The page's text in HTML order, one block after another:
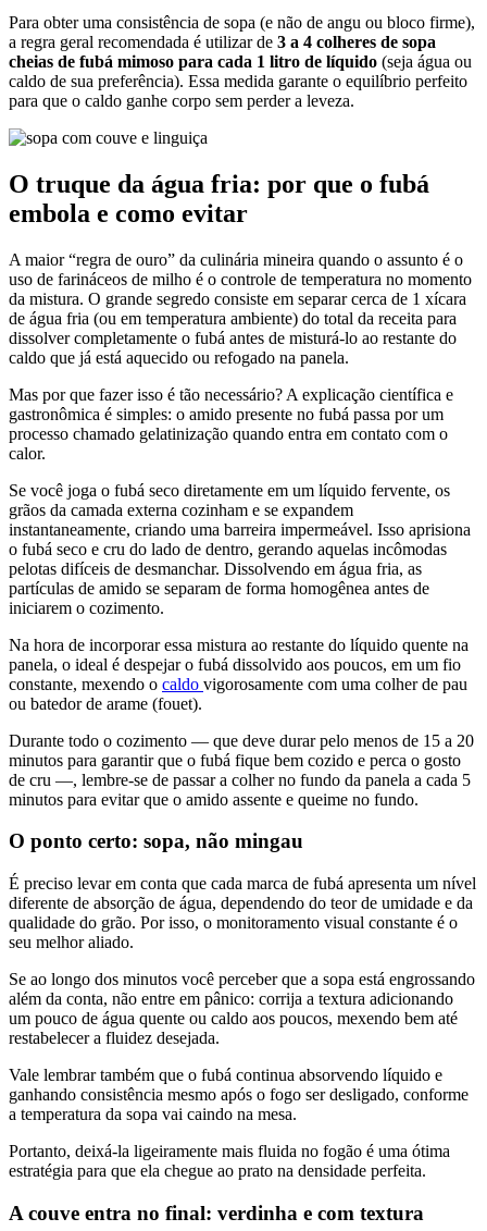
Para obter uma consistência de sopa (e não de angu ou bloco firme),
a regra geral recomendada é utilizar de 3 a 4 colheres de sopa
cheias de fubá mimoso para cada 1 litro de líquido (seja água ou
caldo de sua preferência). Essa medida garante o equilíbrio perfeito
para que o caldo ganhe corpo sem perder a leveza.
O truque da água fria: por que o fubá
embola e como evitar
A maior “regra de ouro” da culinária mineira quando o assunto é o
uso de farináceos de milho é o controle de temperatura no momento
da mistura. O grande segredo consiste em separar cerca de 1 xícara
de água fria (ou em temperatura ambiente) do total da receita para
dissolver completamente o fubá antes de misturá-lo ao restante do
caldo que já está aquecido ou refogado na panela.
Mas por que fazer isso é tão necessário? A explicação científica e
gastronômica é simples: o amido presente no fubá passa por um
processo chamado gelatinização quando entra em contato com o
calor.
Se você joga o fubá seco diretamente em um líquido fervente, os
grãos da camada externa cozinham e se expandem
instantaneamente, criando uma barreira impermeável. Isso aprisiona
o fubá seco e cru do lado de dentro, gerando aquelas incômodas
pelotas difíceis de desmanchar. Dissolvendo em água fria, as
partículas de amido se separam de forma homogênea antes de
iniciarem o cozimento.
Na hora de incorporar essa mistura ao restante do líquido quente na
panela, o ideal é despejar o fubá dissolvido aos poucos, em um fio
constante, mexendo o caldo vigorosamente com uma colher de pau
ou batedor de arame (fouet).
Durante todo o cozimento — que deve durar pelo menos de 15 a 20
minutos para garantir que o fubá fique bem cozido e perca o gosto
de cru —, lembre-se de passar a colher no fundo da panela a cada 5
minutos para evitar que o amido assente e queime no fundo.
O ponto certo: sopa, não mingau
É preciso levar em conta que cada marca de fubá apresenta um nível
diferente de absorção de água, dependendo do teor de umidade e da
qualidade do grão. Por isso, o monitoramento visual constante é o
seu melhor aliado.
Se ao longo dos minutos você perceber que a sopa está engrossando
além da conta, não entre em pânico: corrija a textura adicionando
um pouco de água quente ou caldo aos poucos, mexendo bem até
restabelecer a fluidez desejada.
Vale lembrar também que o fubá continua absorvendo líquido e
ganhando consistência mesmo após o fogo ser desligado, conforme
a temperatura da sopa vai caindo na mesa.
Portanto, deixá-la ligeiramente mais fluida no fogão é uma ótima
estratégia para que ela chegue ao prato na densidade perfeita.
A couve entra no final: verdinha e com textura